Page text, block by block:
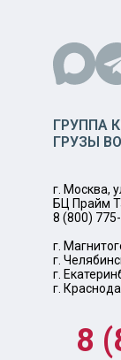
ГРУППА
ГРУЗЫ
г. Москва,
БЦ Прайм
8 (800)
г.
г.
г.
г.
8